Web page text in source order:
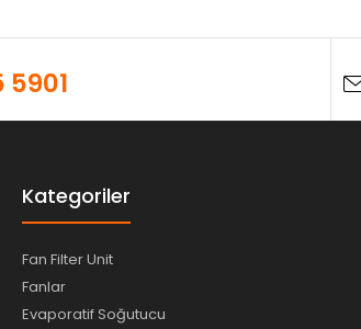
5901
Kategoriler
Fan Filter Unit
Fanlar
Evaporatif Soğutucu